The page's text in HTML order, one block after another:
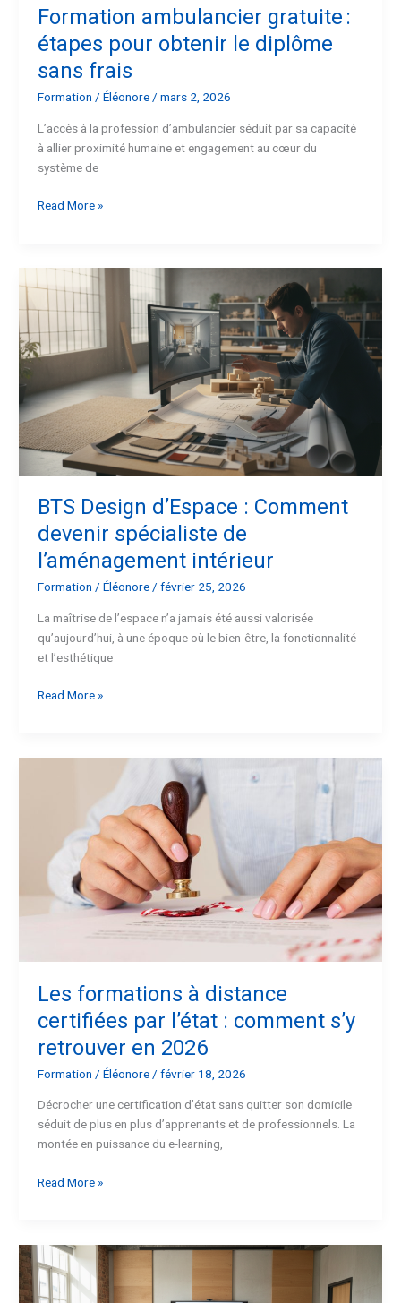
Formation ambulancier gratuite :
étapes pour obtenir le diplôme
sans frais
Formation / Éléonore / mars 2, 2026
L’accès à la profession d’ambulancier séduit par sa capacité
à allier proximité humaine et engagement au cœur du
système de
Read More »
BTS Design d’Espace : Comment
devenir spécialiste de
l’aménagement intérieur
Formation / Éléonore / février 25, 2026
La maîtrise de l’espace n’a jamais été aussi valorisée
qu’aujourd’hui, à une époque où le bien-être, la fonctionnalité
et l’esthétique
Design
d’Espace
:
Comment
spécialiste
de
l’aménagement
intérieur
Read More »
Les formations à distance
certifiées par l’état : comment s’y
retrouver en 2026
Formation / Éléonore / février 18, 2026
Décrocher une certification d’état sans quitter son domicile
séduit de plus en plus d’apprenants et de professionnels. La
montée en puissance du e-learning,
certifiées
par
l’état
retrouver
en
2026
Read More »
Devenir
formateur
pour